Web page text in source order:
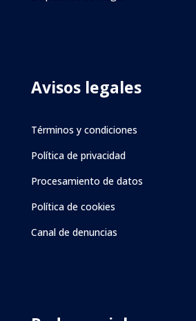
Avisos legales
Términos y condiciones
Política de privacidad
Procesamiento de datos
Política de cookies
Canal de denuncias